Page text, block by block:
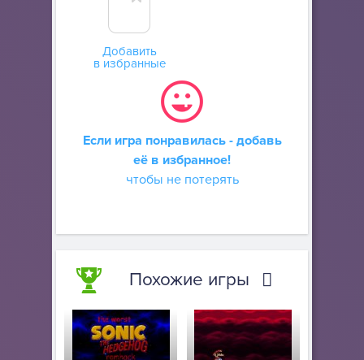
Добавить
в избранные
Если игра понравилась - добавь
её в избранное!
чтобы не потерять
Похожие игры